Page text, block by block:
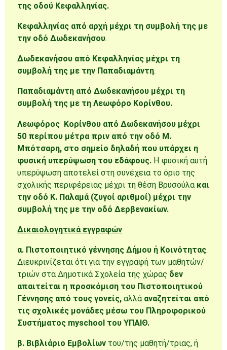
της οδού Κεφαλληνίας.
Κεφαλληνίας από αρχή μέχρι τη συμβολή της με
την οδό Δωδεκανήσου.
Δωδεκανήσου από Κεφαλληνίας μέχρι τη
συμβολή της με την Παπαδιαμάντη.
Παπαδιαμάντη από Δωδεκανήσου μέχρι τη
συμβολή της με τη Λεωφόρο Κορίνθου.
Λεωφόρος Κορίνθου από Δωδεκανήσου μέχρι
50 περίπου μέτρα πριν από την οδό Μ.
Μπότσαρη, στο σημείο δηλαδή που υπάρχει η
φυσική υπερύψωση του εδάφους. Η φυσική αυτή
υπερύψωση αποτελεί στη συνέχεια το όριο της
σχολικής περιφέρειας μέχρι τη θέση Βρυσούλα και
την οδό Κ. Παλαμά (ζυγοί αριθμοί) μέχρι την
συμβολή της με την οδό Δερβενακίων.
Δικαιολογητικά εγγραφών
α. Πιστοποιητικό γέννησης Δήμου ή Κοινότητας.
Διευκρινίζεται ότι για την εγγραφή των μαθητών/
τριών στα Δημοτικά Σχολεία της χώρας δεν
απαιτείται η προσκόμιση του Πιστοποιητικού
Γέννησης από τους γονείς, αλλά αναζητείται από
τις σχολικές μονάδες μέσω του Πληροφορικού
Συστήματος myschool του ΥΠΑΙΘ.
β. Βιβλιάριο Εμβολίων του/της μαθητή/τριας, ή